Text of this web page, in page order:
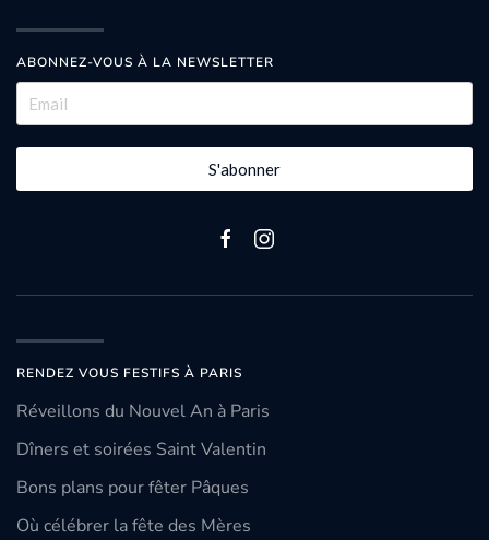
ABONNEZ-VOUS À LA NEWSLETTER
S'abonner
RENDEZ VOUS FESTIFS À PARIS
Réveillons du Nouvel An à Paris
Dîners et soirées Saint Valentin
Bons plans pour fêter Pâques
Où célébrer la fête des Mères